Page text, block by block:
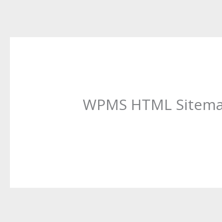
WPMS HTML